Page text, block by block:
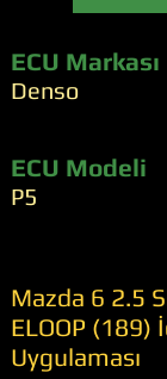
ECU Markası
Denso
ECU Modeli
P5
Mazda 6 2.5
ELOOP (189)
Uygulaması